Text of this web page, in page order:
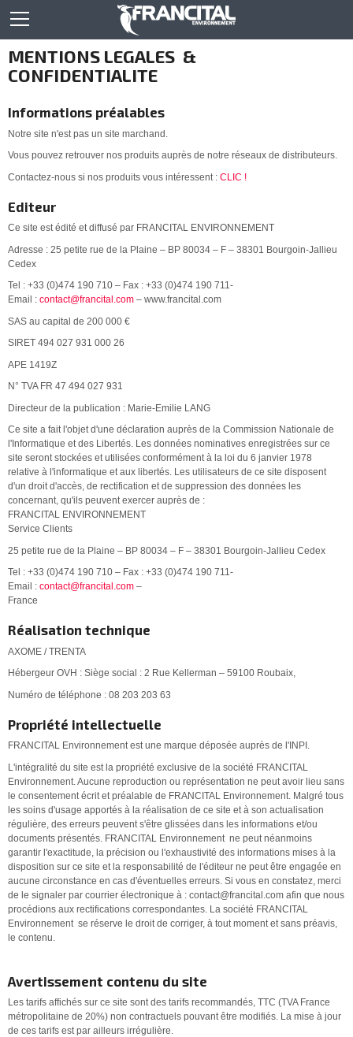
MENTIONS LEGALES &
CONFIDENTIALITE
Informations préalables
Notre site n'est pas un site marchand.
Vous pouvez retrouver nos produits auprès de notre réseaux de distributeurs.
Contactez-nous si nos produits vous intéressent : CLIC !
Editeur
Ce site est édité et diffusé par FRANCITAL ENVIRONNEMENT
Adresse : 25 petite rue de la Plaine – BP 80034 – F – 38301 Bourgoin-Jallieu
Cedex
Tel : +33 (0)474 190 710 – Fax : +33 (0)474 190 711-
Email : contact@francital.com – www.francital.com
SAS au capital de 200 000 €
SIRET 494 027 931 000 26
APE 1419Z
N° TVA FR 47 494 027 931
Directeur de la publication : Marie-Emilie LANG
Ce site a fait l'objet d'une déclaration auprès de la Commission Nationale de
l'Informatique et des Libertés. Les données nominatives enregistrées sur ce
site seront stockées et utilisées conformément à la loi du 6 janvier 1978
relative à l'informatique et aux libertés. Les utilisateurs de ce site disposent
d'un droit d'accès, de rectification et de suppression des données les
concernant, qu'ils peuvent exercer auprès de :
FRANCITAL ENVIRONNEMENT
Service Clients
25 petite rue de la Plaine – BP 80034 – F – 38301 Bourgoin-Jallieu Cedex
Tel : +33 (0)474 190 710 – Fax : +33 (0)474 190 711-
Email : contact@francital.com –
France
Réalisation technique
AXOME / TRENTA
Hébergeur OVH : Siège social : 2 Rue Kellerman – 59100 Roubaix,
Numéro de téléphone : 08 203 203 63
Propriété intellectuelle
FRANCITAL Environnement est une marque déposée auprès de l'INPI.
L'intégralité du site est la propriété exclusive de la société FRANCITAL
Environnement. Aucune reproduction ou représentation ne peut avoir lieu sans
le consentement écrit et préalable de FRANCITAL Environnement. Malgré tous
les soins d'usage apportés à la réalisation de ce site et à son actualisation
régulière, des erreurs peuvent s'être glissées dans les informations et/ou
documents présentés. FRANCITAL Environnement ne peut néanmoins
garantir l'exactitude, la précision ou l'exhaustivité des informations mises à la
disposition sur ce site et la responsabilité de l'éditeur ne peut être engagée en
aucune circonstance en cas d'éventuelles erreurs. Si vous en constatez, merci
de le signaler par courrier électronique à : contact@francital.com afin que nous
procédions aux rectifications correspondantes. La société FRANCITAL
Environnement se réserve le droit de corriger, à tout moment et sans préavis,
le contenu.
Avertissement contenu du site
Les tarifs affichés sur ce site sont des tarifs recommandés, TTC (TVA France
métropolitaine de 20%) non contractuels pouvant être modifiés. La mise à jour
de ces tarifs est par ailleurs irrégulière.